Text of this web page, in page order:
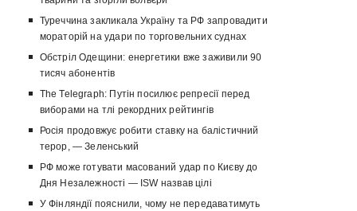
Туреччина закликала Україну та РФ запровадити
мораторій на удари по торговельних суднах
Обстріл Одещини: енергетики вже заживили 90
тисяч абонентів
The Telegraph: Путін посилює репресії перед
виборами на тлі рекордних рейтингів
Росія продовжує робити ставку на балістичний
терор, — Зеленський
РФ може готувати масований удар по Києву до
Дня Незалежності — ISW назвав цілі
У Фінляндії пояснили, чому не передаватимуть